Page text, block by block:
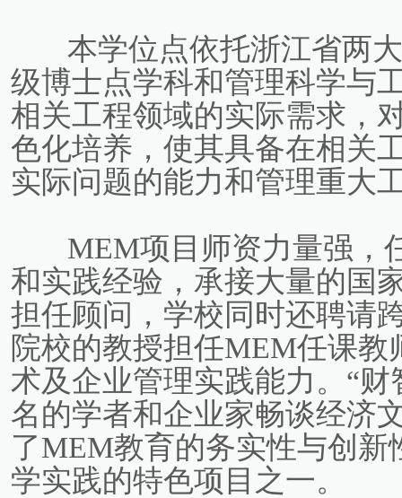
本学位点依托浙江省两
级博士点学科和管理科学与
相关工程领域的实际需求，
色化培养，使其具备在相关
实际问题的能力和管理重大
MEM项目师资力量强，
和实践经验，承接大量的国
担任顾问，学校同时还聘请
院校的教授担任MEM任课
术及企业管理实践能力。“
名的学者和企业家畅谈经济
了MEM教育的务实性与创
学实践的特色项目之一。